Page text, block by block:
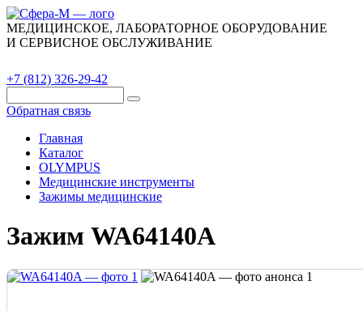
МЕДИЦИНСКОЕ, ЛАБОРАТОРНОЕ ОБОРУДОВАНИЕ
И СЕРВИСНОЕ ОБСЛУЖИВАНИЕ
+7 (812) 326-29-42
Обратная связь
Главная
Каталог
OLYMPUS
Медицинские инструменты
Зажимы медицинские
Зажим WA64140A